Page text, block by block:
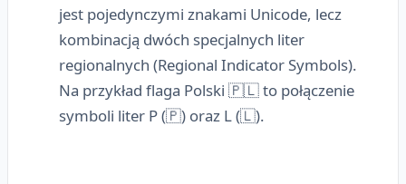
jest pojedynczymi znakami Unicode, lecz
kombinacją dwóch specjalnych liter
regionalnych (Regional Indicator Symbols).
Na przykład flaga Polski 🇵🇱 to połączenie
symboli liter P (🇵) oraz L (🇱).